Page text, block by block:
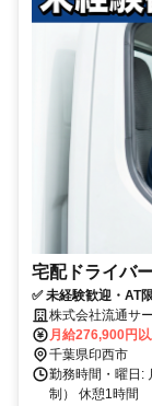
宅配ドライバ
✅ 未経験歓迎・AT
日勤のみ ✅ 賞与年2
株式会社流通サ
月給276,900円
千葉県印西市
勤務時間・曜日:
制） 休憩1時間